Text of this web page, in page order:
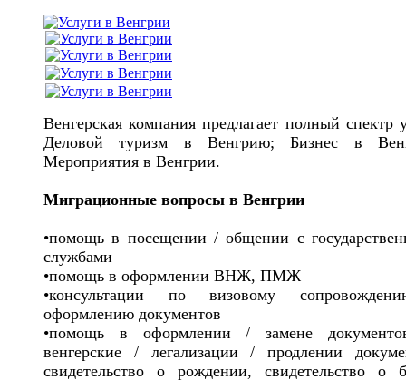
Венгерская компания предлагает полный спектр
Деловой туризм в Венгрию; Бизнес в
Мероприятия в Венгрии.
Миграционные вопросы в Венгрии
•помощь в посещении / общении с
службами
•помощь в оформлении ВНЖ, ПМЖ
•консультации по визовому
оформлению документов
•помощь в оформлении / замене
венгерские / легализации / продлении
свидетельство о рождении, свидетельство о